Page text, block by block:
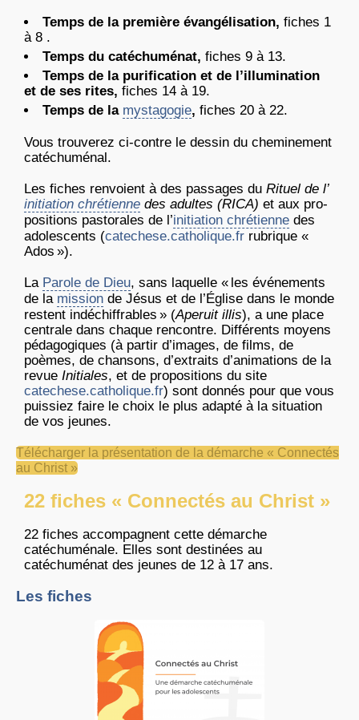
Temps de la première évangélisation, fiches 1
à 8 .
Temps du catéchuménat, fiches 9 à 13.
Temps de la purification et de l’illumination
et de ses rites, fiches 14 à 19.
Temps de la mystagogie, fiches 20 à 22.
Vous trouverez ci-contre le dessin du cheminement
catéchuménal.
Les fiches renvoient à des passages du Rituel de l’
initiation chrétienne des adultes (RICA) et aux pro-
positions pastorales de l’initiation chrétienne des
adolescents (catechese.catholique.fr rubrique «
Ados »).
La Parole de Dieu, sans laquelle « les événements
de la mission de Jésus et de l’Église dans le monde
restent indéchiffrables » (Aperuit illis), a une place
centrale dans chaque rencontre. Différents moyens
pédagogiques (à partir d’images, de films, de
poèmes, de chansons, d’extraits d’animations de la
revue Initiales, et de propositions du site
catechese.catholique.fr) sont donnés pour que vous
puissiez faire le choix le plus adapté à la situation
de vos jeunes.
Télécharger la présentation de la démarche « Connectés
au Christ »
22 fiches « Connectés au Christ »
22 fiches accompagnent cette démarche
catéchuménale. Elles sont destinées au
catéchuménat des jeunes de 12 à 17 ans.
Les fiches